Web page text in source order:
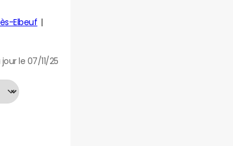
Elbeuf
jour le 07/11/25